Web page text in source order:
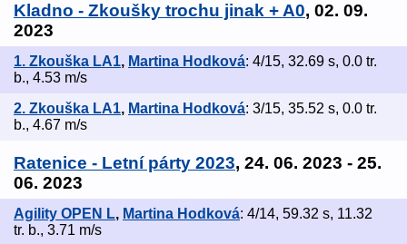
Kladno - Zkoušky trochu jinak + A0, 02. 09.
2023
1. Zkouška LA1, Martina Hodková: 4/15, 32.69 s, 0.0 tr.
b., 4.53 m/s
2. Zkouška LA1, Martina Hodková: 3/15, 35.52 s, 0.0 tr.
b., 4.67 m/s
Ratenice - Letní párty 2023, 24. 06. 2023 - 25.
06. 2023
Agility OPEN L, Martina Hodková: 4/14, 59.32 s, 11.32
tr. b., 3.71 m/s